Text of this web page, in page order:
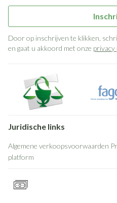
Door op inschrijven te klikken,
en gaat u akkoord met onze privacy
Juridische links
Algemene verkoopsvoorwaarden
platform